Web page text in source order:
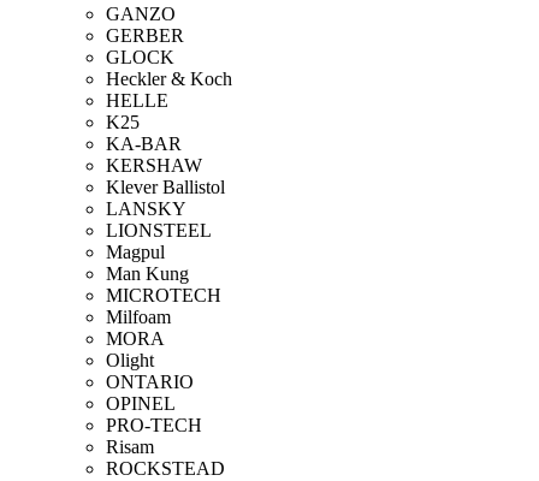
GANZO
GERBER
GLOCK
Heckler & Koch
HELLE
K25
KA-BAR
KERSHAW
Klever Ballistol
LANSKY
LIONSTEEL
Magpul
Man Kung
MICROTECH
Milfoam
MORA
Olight
ONTARIO
OPINEL
PRO-TECH
Risam
ROCKSTEAD